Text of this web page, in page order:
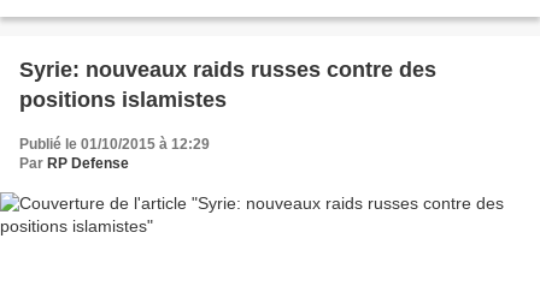
Syrie: nouveaux raids russes contre des
positions islamistes
Publié le 01/10/2015 à 12:29
Par RP Defense